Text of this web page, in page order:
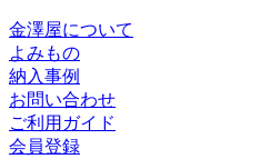
金澤屋について
よみもの
納入事例
お問い合わせ
ご利用ガイド
会員登録